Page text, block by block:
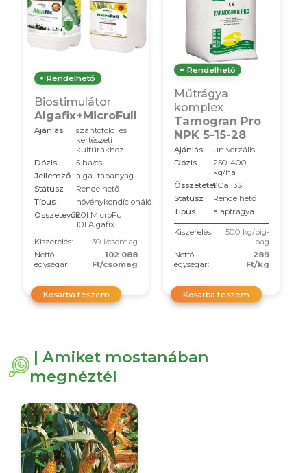
Rendelhető
Biostimulátor
Algafix+MicroFull
Ajánlás
szántóföldi és
kertészeti
kultúrákhoz
Dózis
5 ha/cs
Jellemző
alga+tápanyag
Státusz
Rendelhető
Típus
növénykondícionáló
Összetevők20l MicroFull
10l Algafix
Kiszerelés:
30 l/csomag
Nettó
egységár:
102 088
Ft/csomag
Kosárba teszem
Rendelhető
Műtrágya
komplex
Tarnogran Pro
NPK 5-15-28
Ajánlás
univerzális
Dózis
250-400
kg/ha
Összetétel9Ca 13S
Státusz
Rendelhető
Típus
alaptrágya
Kiszerelés:
500 kg/big-
bag
Nettó
egységár:
289
Ft/kg
Kosárba teszem
| Amiket mostanában
megnéztél